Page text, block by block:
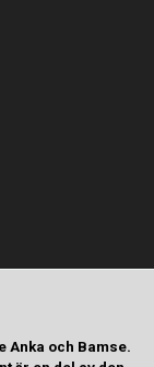
Anka och Bamse.